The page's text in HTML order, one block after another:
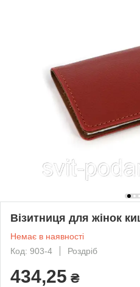
Візитниця для жінок
Немає в наявності
Код: 903-4
Роздріб
434,25 ₴